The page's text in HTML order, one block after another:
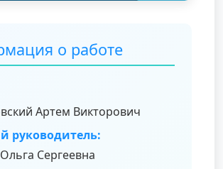
о работе
Артем Викторович
руководитель:
Сергеевна